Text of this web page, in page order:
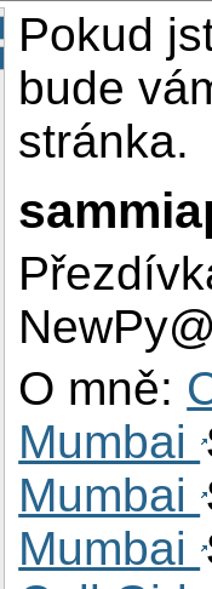
Pokud
bude
stránka.
O mně:
Mumbai
Mumbai
Mumbai